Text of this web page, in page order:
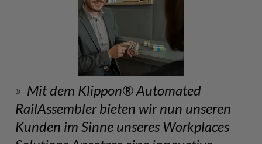
Mit dem Klippon® Automated
RailAssembler bieten wir nun unseren
Kunden im Sinne unseres Workplaces